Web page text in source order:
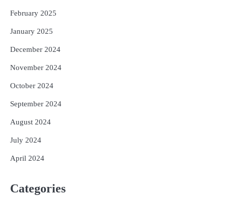
February 2025
January 2025
December 2024
November 2024
October 2024
September 2024
August 2024
July 2024
April 2024
Categories